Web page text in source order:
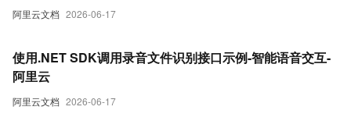
阿里云文档 2026-06-17
阿里云文档 2026-06-17
使用.NET SDK调用录音文件识别接口示例-智能语音交互-
阿里云